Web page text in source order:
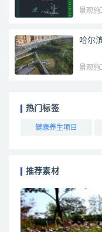
景观施
哈尔
景观施
热门标签
健康养生项目
推荐素材